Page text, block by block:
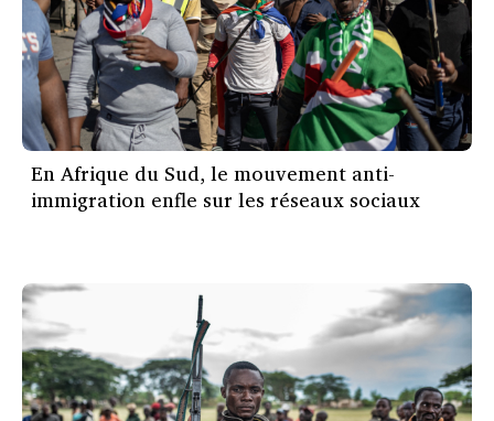
En Afrique du Sud, le mouvement anti-
immigration enfle sur les réseaux sociaux